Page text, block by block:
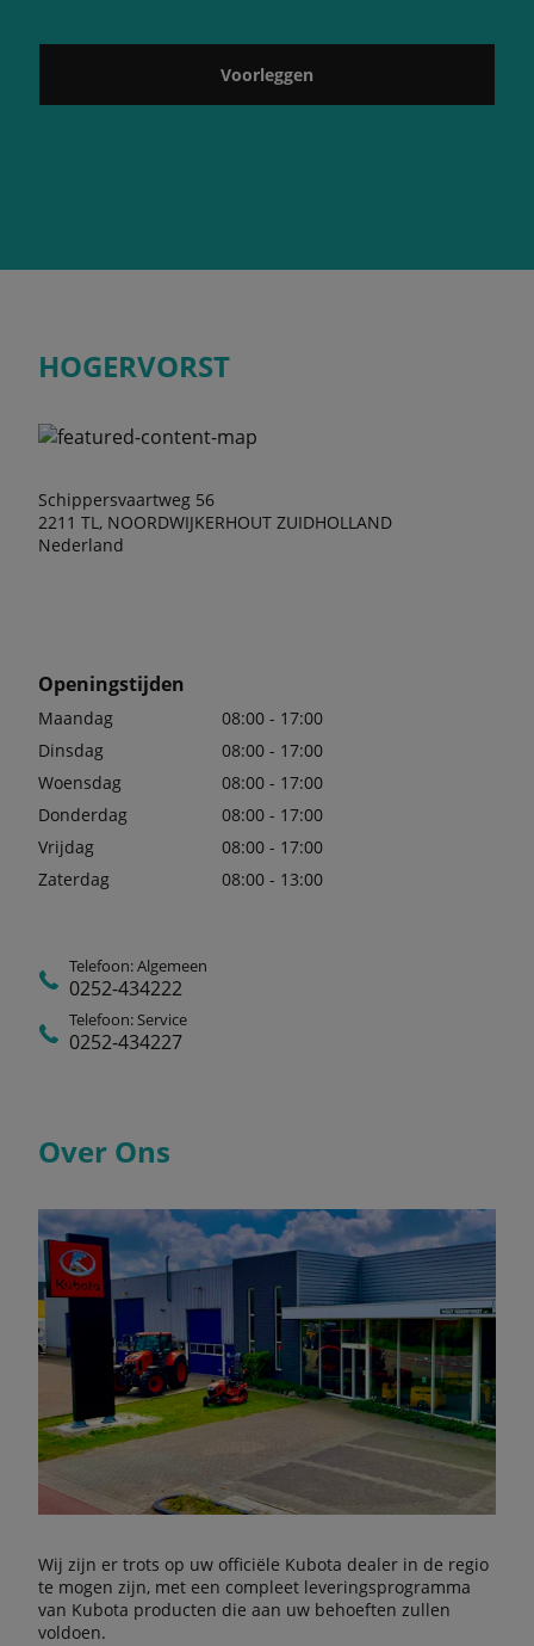
Voorleggen
HOGERVORST
Schippersvaartweg 56
2211 TL, NOORDWIJKERHOUT ZUIDHOLLAND
Nederland
Openingstijden
Maandag
08:00 - 17:00
Dinsdag
08:00 - 17:00
Woensdag
08:00 - 17:00
Donderdag
08:00 - 17:00
Vrijdag
08:00 - 17:00
Zaterdag
08:00 - 13:00
Telefoon: Algemeen
0252-434222
Telefoon: Service
0252-434227
Over Ons
Wij zijn er trots op uw officiële Kubota dealer in de regio
te mogen zijn, met een compleet leveringsprogramma
van Kubota producten die aan uw behoeften zullen
voldoen.